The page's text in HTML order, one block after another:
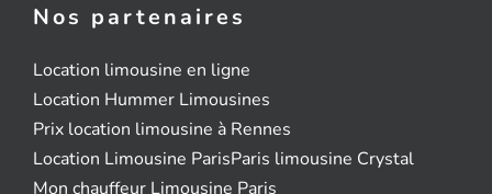
Nos partenaires
Location limousine en ligne
Location Hummer Limousines
Prix location limousine à Rennes
Location Limousine ParisParis limousine Crystal
Mon chauffeur Limousine Paris